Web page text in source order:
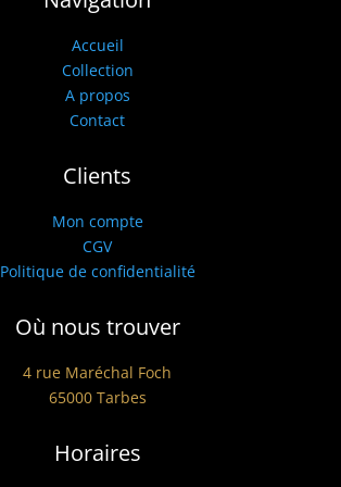
Accueil
Collection
A propos
Contact
Clients
Mon compte
CGV
Politique de confidentialité
Où nous trouver
4 rue Maréchal Foch
65000 Tarbes
Horaires